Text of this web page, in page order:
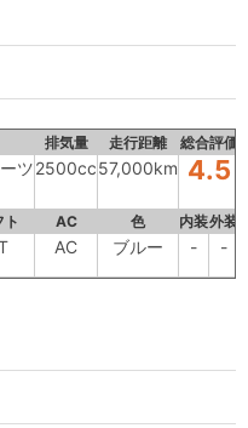
排気量 走行距離 総合評価
ツ2500cc57,000km 4.5
ト AC 色 内装外装
AC ブルー - -